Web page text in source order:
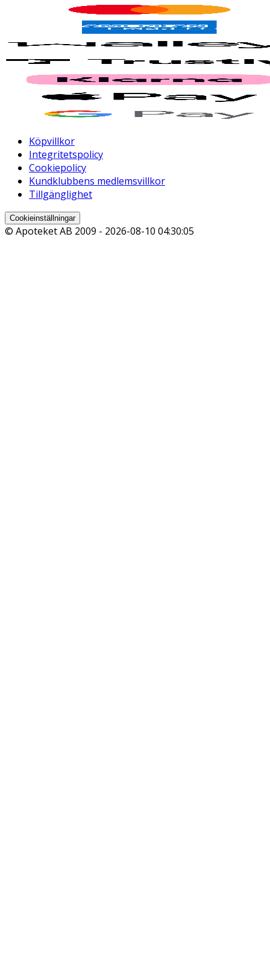
Köpvillkor
Integritetspolicy
Cookiepolicy
Kundklubbens medlemsvillkor
Tillgänglighet
Cookieinställningar
© Apoteket AB 2009 - 2026-08-10 04:30:05